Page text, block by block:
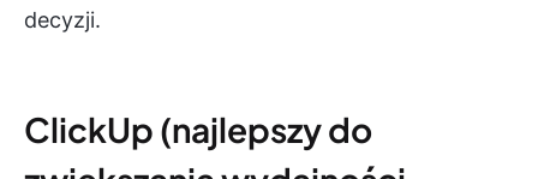
decyzji.
ClickUp (najlepszy do